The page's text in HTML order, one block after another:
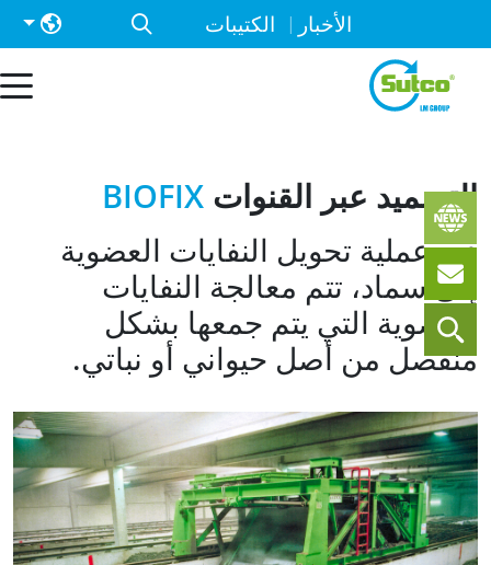
الأخبار الكتيبات
التسميد عبر القنواتBIOFIX
في عملية تحويل النفايات العضوية
إلى سماد، تتم معالجة النفايات
العضوية التي يتم جمعها بشكل
منفصل من أصل حيواني أو نباتي.